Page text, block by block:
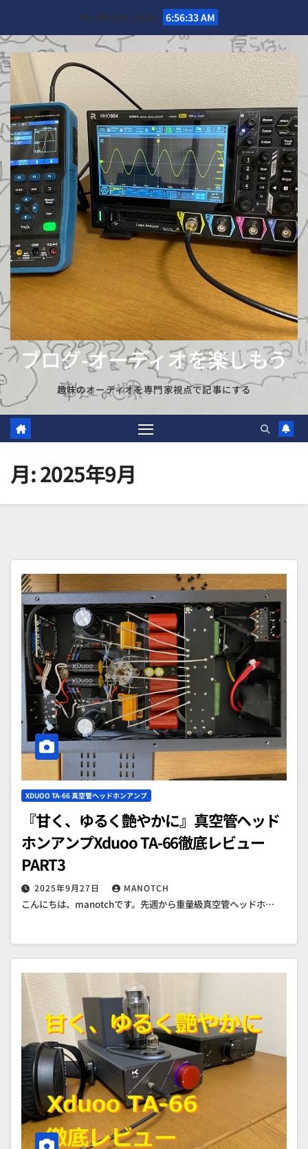
content
月. 8月 10th, 2026 6:56:35 AM
ブログ-オーディオを楽しもう
趣味のオーディオを専門家視点で記事にする
月:2025年9月
XDUOO TA-66 真空管ヘッドホンアンプ
『甘く、ゆるく艶やかに』真空管ヘッド
ホンアンプXduoo TA-66徹底レビュー
PART3
2025年9月27日 MANOTCH
こんにちは、manotchです。先週から重量級真空管ヘッドホ…